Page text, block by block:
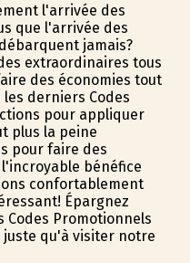
l'arrivée des
que l'arrivée des
jamais?
extraordinaires tous
des économies tout
derniers Codes
pour appliquer
plus la peine
pour faire des
bénéfice
confortablement
Épargnez
Codes Promotionnels
juste qu'à visiter notre